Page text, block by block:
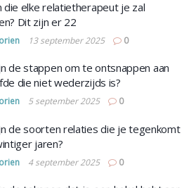
die elke relatietherapeut je zal
Dit zijn er 22
13 september 2025 0
de stappen om te ontsnappen aan
die niet wederzijds is?
5 september 2025 0
de soorten relaties die je tegenkomt
jaren?
4 september 2025 0